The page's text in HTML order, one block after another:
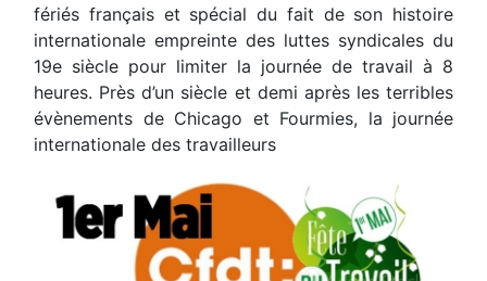
fériés français et spécial du fait de son histoire
internationale empreinte des luttes syndicales du
19e siècle pour limiter la journée de travail à 8
heures. Près d’un siècle et demi après les terribles
évènements de Chicago et Fourmies, la journée
internationale des travailleurs